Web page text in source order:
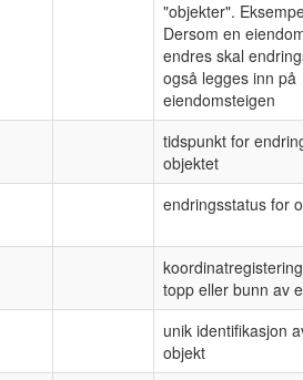
"objekter".
Dersom en
endres skal
også legges inn på
eiendomsteigen
tidspunkt for
objektet
endringsstatus for
topp eller bunn av
unik identifikasjon
objekt